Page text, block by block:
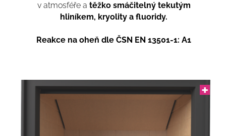
v atmosféře a těžko smáčitelný tekutým
hliníkem, kryolity a fluoridy.
Reakce na oheň dle ČSN EN 13501-1: A1